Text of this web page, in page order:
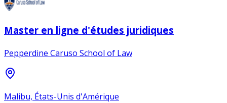
Master en ligne d'études juridiques
Pepperdine Caruso School of Law
Malibu, États-Unis d'Amérique